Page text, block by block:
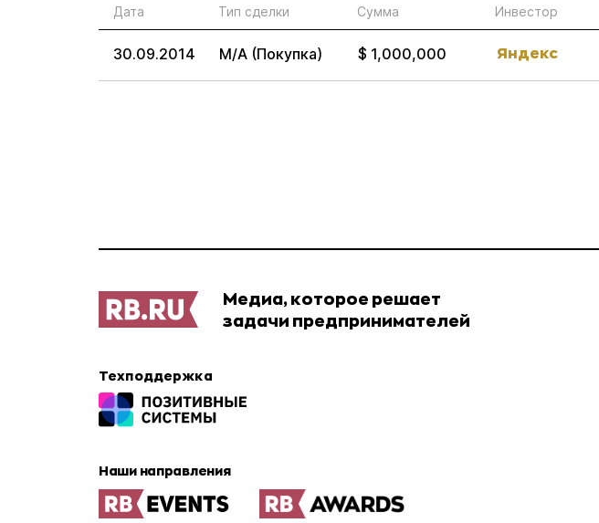
Дата Тип сделки Сумма Инвестор
30.09.2014 M/A (Покупка) $ 1,000,000 Яндекс
Медиа, которое решает
задачи предпринимателей
Техподдержка
Наши направления